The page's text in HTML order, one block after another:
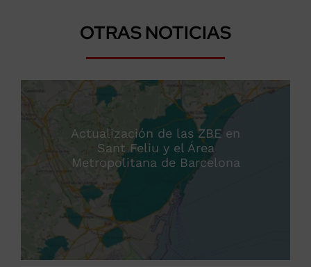
OTRAS NOTICIAS
Actualización de las ZBE en
Sant Feliu y el Área
Metropolitana de Barcelona